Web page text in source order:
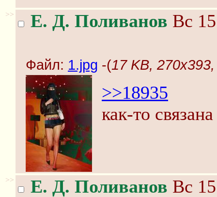
>> Е. Д. Поливанов Вс
Файл: 1.jpg -(17 KB,
>>18935
как-то
>> Е. Д. Поливанов Вс